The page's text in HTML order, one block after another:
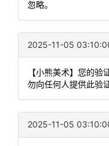
忽略。
2025-11-05
【小熊美术】您的
勿向任何人提供此验证
2025-11-05